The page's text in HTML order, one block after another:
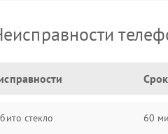
Срок
стекло 60